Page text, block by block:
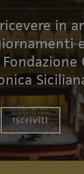
in
Iscriviti